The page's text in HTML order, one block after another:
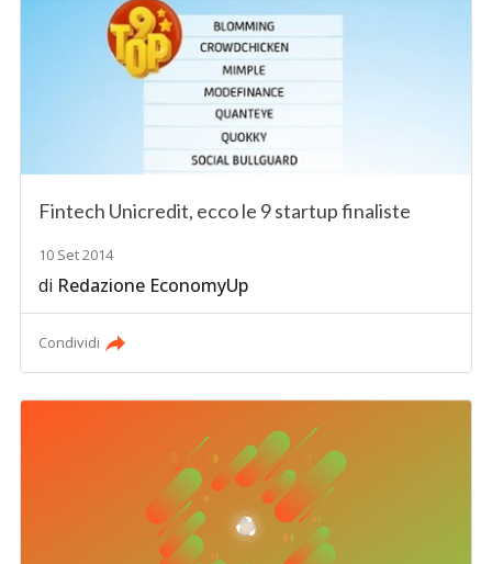
Fintech Unicredit, ecco le 9 startup finaliste
10 Set 2014
di Redazione EconomyUp
Condividi